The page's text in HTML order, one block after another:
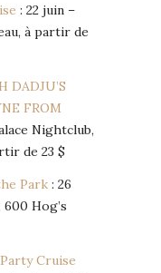
: 22 juin –
à partir de
DADJU’S
FROM
Nightclub,
de 23 $
Park : 26
600 Hog’s
Cruise